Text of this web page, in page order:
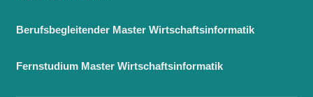
Berufsbegleitender Master Wirtschaftsinformatik
Fernstudium Master Wirtschaftsinformatik